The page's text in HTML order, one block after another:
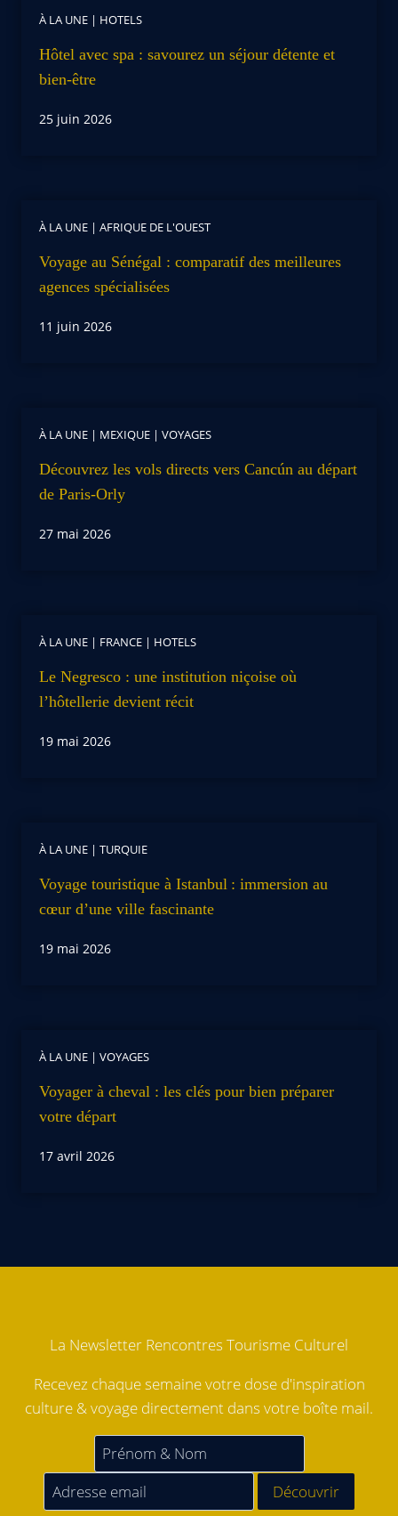
À LA UNE | HOTELS
Hôtel avec spa : savourez un séjour détente et
bien-être
25 juin 2026
À LA UNE | AFRIQUE DE L'OUEST
Voyage au Sénégal : comparatif des meilleures
agences spécialisées
11 juin 2026
À LA UNE | MEXIQUE | VOYAGES
Découvrez les vols directs vers Cancún au départ
de Paris-Orly
27 mai 2026
À LA UNE | FRANCE | HOTELS
Le Negresco : une institution niçoise où
l’hôtellerie devient récit
19 mai 2026
À LA UNE | TURQUIE
Voyage touristique à Istanbul : immersion au
cœur d’une ville fascinante
19 mai 2026
À LA UNE | VOYAGES
Voyager à cheval : les clés pour bien préparer
votre départ
17 avril 2026
La Newsletter Rencontres Tourisme Culturel
Recevez chaque semaine votre dose d'inspiration
culture & voyage directement dans votre boîte mail.